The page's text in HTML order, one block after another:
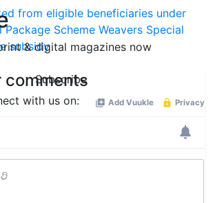
& digital magazines now
Subscribe
with us on:
from eligible beneficiaries under
Package Scheme Weavers Special
subsidy
comments